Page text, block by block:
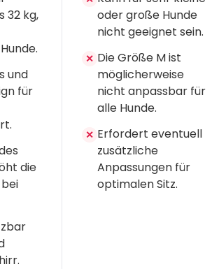
32 kg,
und
für
die
oder große Hunde
nicht geeignet sein.
✕ Die Größe M ist
möglicherweise
nicht anpassbar für
alle Hunde.
✕ Erfordert eventuell
zusätzliche
Anpassungen für
optimalen Sitz.